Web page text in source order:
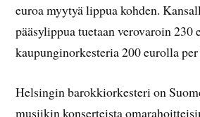
euroa myytyä lippua kohden.
pääsylippua tuetaan verovaroin
kaupunginorkesteria 200 eurolla
Helsingin barokkiorkesteri on
musiikin konserteista